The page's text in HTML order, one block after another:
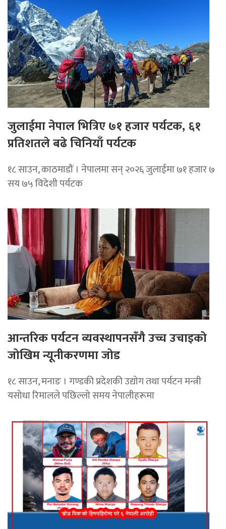
जुलाईमा नेपाल भित्रिए ७१ हजार पर्यटक, ६१
प्रतिशतले बढे चिनियाँ पर्यटक
१८ साउन, काठमाडौं । नेपालमा सन् २०२६ जुलाईमा ७१ हजार ७
सय ७५ विदेशी पर्यटक
आन्तरिक पर्यटन व्यवस्थापनसँगै उच्च उचाइको
जोखिम न्यूनीकरणमा जोड
१८ साउन, ​मनाङ । गण्डकी प्रदेशकी उद्योग तथा पर्यटन मन्त्री
यसोधा रिमालले पछिल्लो समय नेपालीहरूमा